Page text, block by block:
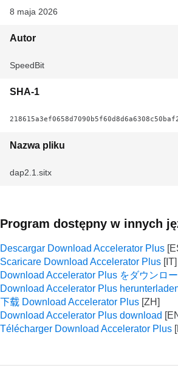
8 maja 2026
Autor
SpeedBit
SHA-1
Nazwa pliku
dap2.1.sitx
Program dostępny w innych
Descargar Download Accelerator Plus
Scaricare Download Accelerator Plus
Download Accelerator Plus をダウンロ
Download Accelerator Plus
下载 Download Accelerator Plus
Download Accelerator Plus download
Télécharger Download Accelerator Plus